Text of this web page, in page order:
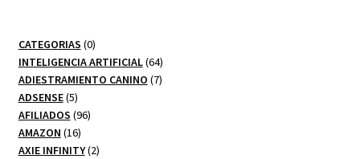
CATEGORIAS 00
productos
INTELIGENCIA ARTIFICIAL 6464
productos
ADIESTRAMIENTO CANINO 77
ADSENSE 55
productos
AFILIADOS 9696
AMAZON 1616
productos
AXIE INFINITY 22